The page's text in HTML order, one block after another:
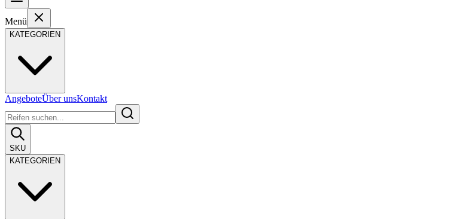
Menü
KATEGORIEN
AngeboteÜber unsKontakt
SKU
KATEGORIEN